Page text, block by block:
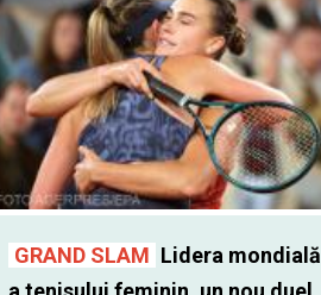
GRAND SLAM Lidera mondială